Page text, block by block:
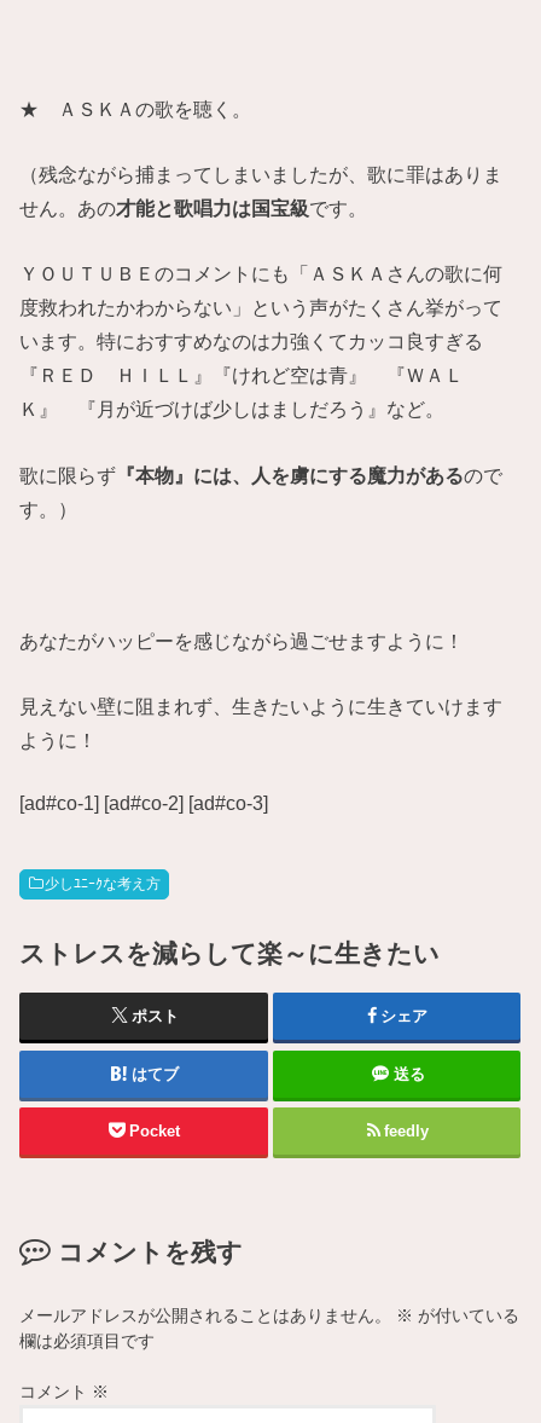
★ ＡＳＫＡの歌を聴く。
（残念ながら捕まってしまいましたが、歌に罪はありま
せん。あの才能と歌唱力は国宝級です。
ＹＯＵＴＵＢＥのコメントにも「ＡＳＫＡさんの歌に何
度救われたかわからない」という声がたくさん挙がって
います。特におすすめなのは力強くてカッコ良すぎる
『ＲＥＤ ＨＩＬＬ』『けれど空は青』 『ＷＡＬ
Ｋ』 『月が近づけば少しはましだろう』など。
歌に限らず 『本物』には、人を虜にする魔力があるので
す。）
あなたがハッピーを感じながら過ごせますように！
見えない壁に阻まれず、生きたいように生きていけます
ように！
[ad#co-1] [ad#co-2] [ad#co-3]
少しﾕﾆｰｸな考え方
ストレスを減らして楽～に生きたい
ポスト シェア
はてブ 送る
Pocket feedly
コメントを残す
メールアドレスが公開されることはありません。 ※ が付いている
欄は必須項目です
コメント ※